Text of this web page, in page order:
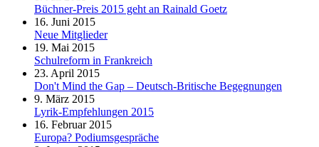
Büchner-Preis 2015 geht an Rainald Goetz
16. Juni 2015
Neue Mitglieder
19. Mai 2015
Schulreform in Frankreich
23. April 2015
Don't Mind the Gap – Deutsch-Britische Begegnungen
9. März 2015
Lyrik-Empfehlungen 2015
16. Februar 2015
Europa? Podiumsgespräche